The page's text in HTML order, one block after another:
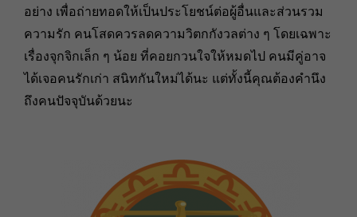
อย่าง เพื่อถ่ายทอดให้เป็นประโยชน์ต่อผู้อื่นและส่วนรวม
ความรัก คนโสดควรลดความวิตกกังวลต่าง ๆ โดยเฉพาะ
เรื่องจุกจิกเล็ก ๆ น้อย ที่คอยกวนใจให้หมดไป คนมีคู่อาจ
ได้เจอคนรักเก่า สนิทกันใหม่ได้นะ แต่ทั้งนี้คุณต้องคำนึง
ถึงคนปัจจุบันด้วยนะ